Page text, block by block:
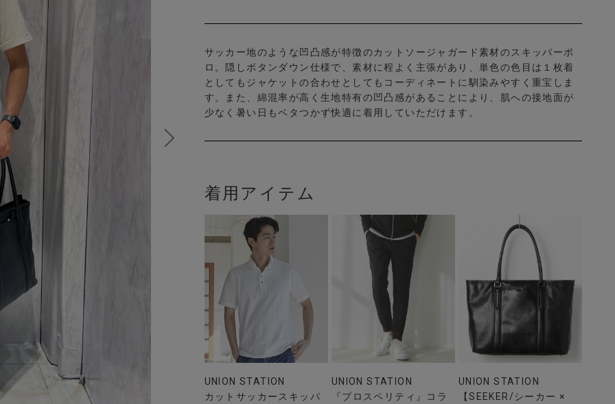
サッカー地のような凹凸感が特徴のカットソージャガード素材のスキッパーポ
ロ。隠しボタンダウン仕様で、素材に程よく主張があり、単色の色目は１枚着
としてもジャケットの合わせとしてもコーディネートに馴染みやすく重宝しま
す。また、綿混率が高く生地特有の凹凸感があることにより、肌への接地面が
少なく暑い日もベタつかず快適に着用していただけます。
着用アイテム
UNION STATION
カットサッカースキッパ
UNION STATION
『プロスペリティ』コラ
UNION STATION
【SEEKER/シーカー ×